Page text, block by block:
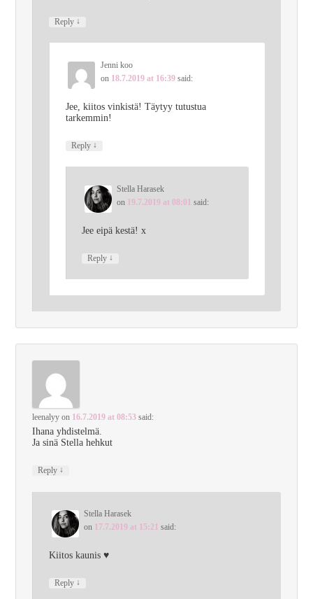
Reply ↓
Jenni koo
on 18.7.2019 at 16:39 said:
Jee, kiitos vinkistä! Täytyy tutustua
tarkemmin!
Reply ↓
Stella Harasek
on 19.7.2019 at 08:01 said:
Jee eipä kestä! x
Reply ↓
leenalyy on 16.7.2019 at 08:53 said:
Ihana yhdistelmä.
Ja sinä Stella hehkut
Reply ↓
Stella Harasek
on 17.7.2019 at 15:21 said:
Kiitos kaunis ♥
Reply ↓